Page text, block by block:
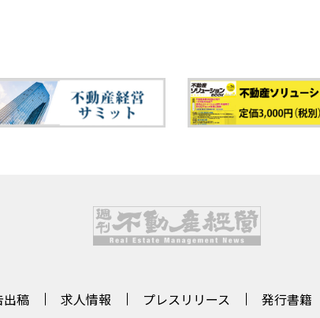
稿 求人情報 プレスリリース 発行書籍